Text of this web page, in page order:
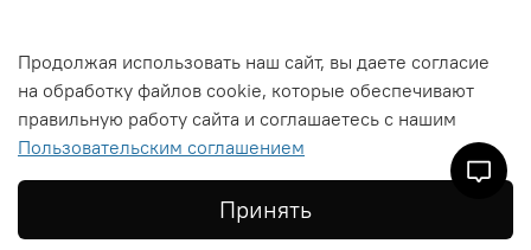
Файлы cookie
Сделано в Хезар
Продолжая использовать наш сайт, вы даете согласие
на обработку файлов cookie, которые обеспечивают
правильную работу сайта и соглашаетесь с нашим
Пользовательским соглашением
Принять